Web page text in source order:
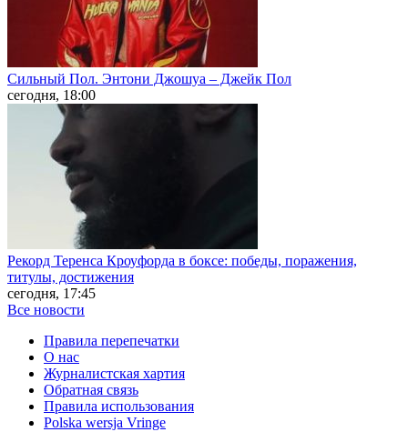
Сильный Пол. Энтони Джошуа – Джейк Пол
сегодня, 18:00
Рекорд Теренса Кроуфорда в боксе: победы, поражения,
титулы, достижения
сегодня, 17:45
Все новости
Правила перепечатки
О нас
Журналистская хартия
Обратная связь
Правила использования
Polska wersja Vringe